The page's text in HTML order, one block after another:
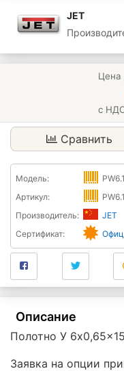
JET
Цена
с
Сравнить
Модель:
Артикул:
Производитель:
JET
Сертификат:
Описание
Полотно У
Заявка на опции